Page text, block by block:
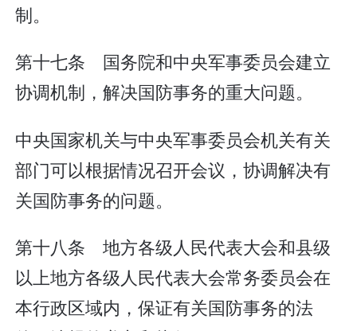
制。
第十七条 国务院和中央军事委员会建立
协调机制，解决国防事务的重大问题。
中央国家机关与中央军事委员会机关有关
部门可以根据情况召开会议，协调解决有
关国防事务的问题。
第十八条 地方各级人民代表大会和县级
以上地方各级人民代表大会常务委员会在
本行政区域内，保证有关国防事务的法